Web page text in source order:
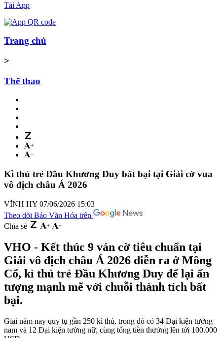
Tải App
Trang chủ
>
Thể thao
Kì thủ trẻ Đầu Khương Duy bất bại tại Giải cờ vua
vô địch châu Á 2026
VĨNH HY 07/06/2026 15:03
Theo dõi Báo Văn Hóa trên
Chia sẻ
VHO - Kết thúc 9 ván cờ tiêu chuẩn tại
Giải vô địch châu Á 2026 diễn ra ở Mông
Cổ, kì thủ trẻ Đầu Khương Duy để lại ấn
tượng mạnh mẽ với chuỗi thành tích bất
bại.
Giải năm nay quy tụ gần 250 kì thủ, trong đó có 34 Đại kiện tướng
nam và 12 Đại kiện tướng nữ, cùng tổng tiền thưởng lên tới 100.000